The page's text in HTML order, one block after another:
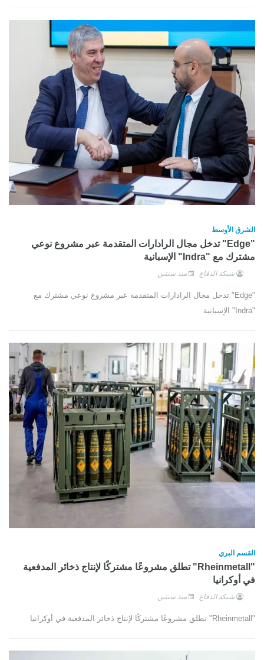
الشرق الأوسط
"Edge" تدخل مجال الرادارات المتقدمة عبر مشروع نوعي
مشترك مع "Indra" الإسبانية
شبكة الدفاع منذ سنتين
"Edge" تدخل مجال الرادارات المتقدمة عبر مشروع نوعي مشترك مع
"Indra" الإسبانية
القسم البري
"Rheinmetall" تطلق مشروعًا مشتركًا لإنتاج ذخائر المدفعية
في أوكرانيا
شبكة الدفاع منذ سنتين
"Rheinmetall" تطلق مشروعًا مشتركًا لإنتاج ذخائر المدفعية في أوكرانيا